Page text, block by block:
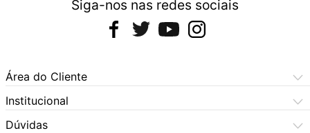
Siga-nos nas redes sociais
Área do Cliente
Meus Pedidos
Meus Dados
Institucional
Central de Atendimento
Dúvidas